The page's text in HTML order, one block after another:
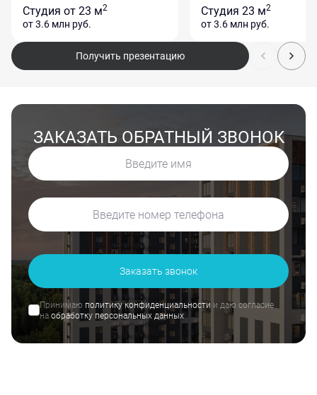
Студия от 23 м2
от 3.6 млн руб.
Студия 23 м2
от 3.6 млн руб.
Получить презентацию
ЗАКАЗАТЬ ОБРАТНЫЙ ЗВОНОК
Заказать звонок
Принимаю политику конфиденциальностии даю согласие
наобработку персональных данных